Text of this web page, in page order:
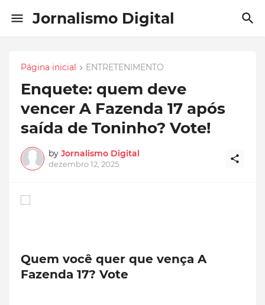
Jornalismo Digital
Página inicial ENTRETENIMENTO
Enquete: quem deve
vencer A Fazenda 17 após
saída de Toninho? Vote!
by Jornalismo Digital
dezembro 12, 2025
Quem você quer que vença A
Fazenda 17? Vote